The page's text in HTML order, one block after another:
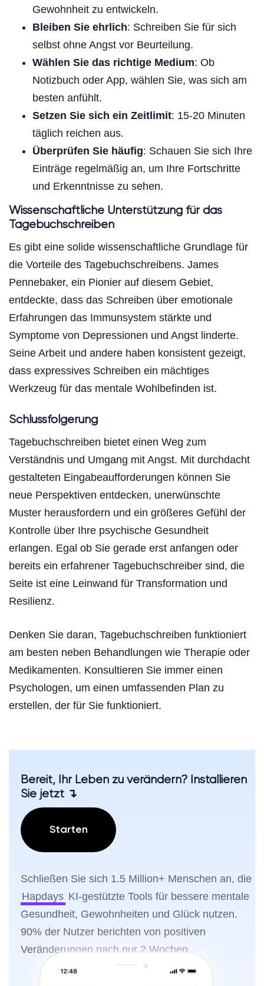
Gewohnheit zu entwickeln.
Bleiben Sie ehrlich: Schreiben Sie für sich
selbst ohne Angst vor Beurteilung.
Wählen Sie das richtige Medium: Ob
Notizbuch oder App, wählen Sie, was sich am
besten anfühlt.
Setzen Sie sich ein Zeitlimit: 15-20 Minuten
täglich reichen aus.
Überprüfen Sie häufig: Schauen Sie sich Ihre
Einträge regelmäßig an, um Ihre Fortschritte
und Erkenntnisse zu sehen.
Wissenschaftliche Unterstützung für das
Tagebuchschreiben
Es gibt eine solide wissenschaftliche Grundlage für
die Vorteile des Tagebuchschreibens. James
Pennebaker, ein Pionier auf diesem Gebiet,
entdeckte, dass das Schreiben über emotionale
Erfahrungen das Immunsystem stärkte und
Symptome von Depressionen und Angst linderte.
Seine Arbeit und andere haben konsistent gezeigt,
dass expressives Schreiben ein mächtiges
Werkzeug für das mentale Wohlbefinden ist.
Schlussfolgerung
Tagebuchschreiben bietet einen Weg zum
Verständnis und Umgang mit Angst. Mit durchdacht
gestalteten Eingabeaufforderungen können Sie
neue Perspektiven entdecken, unerwünschte
Muster herausfordern und ein größeres Gefühl der
Kontrolle über Ihre psychische Gesundheit
erlangen. Egal ob Sie gerade erst anfangen oder
bereits ein erfahrener Tagebuchschreiber sind, die
Seite ist eine Leinwand für Transformation und
Resilienz.
Denken Sie daran, Tagebuchschreiben funktioniert
am besten neben Behandlungen wie Therapie oder
Medikamenten. Konsultieren Sie immer einen
Psychologen, um einen umfassenden Plan zu
erstellen, der für Sie funktioniert.
Bereit, Ihr Leben zu verändern? Installieren
Sie jetzt ↴
Starten
Schließen Sie sich 1.5 Million+ Menschen an, die
Hapdays KI-gestützte Tools für bessere mentale
Gesundheit, Gewohnheiten und Glück nutzen.
90% der Nutzer berichten von positiven
Veränderungen nach nur 2 Wochen.